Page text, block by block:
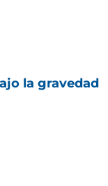
la gravedad